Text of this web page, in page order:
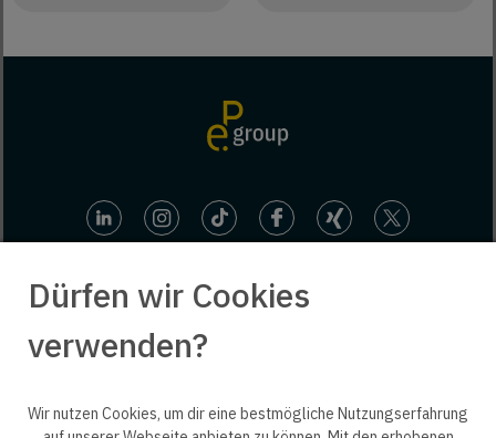
Dürfen wir Cookies
verwenden?
Wir nutzen Cookies, um dir eine bestmögliche Nutzungserfahrung